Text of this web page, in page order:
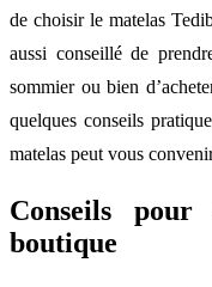
de choisir le matelas
aussi conseillé de
sommier ou bien
quelques conseils
matelas peut vous
Conseils pour
boutique